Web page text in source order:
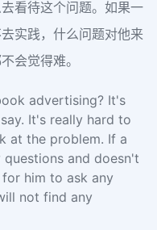
看待这个问题。如果一
实践，什么问题对他来
会觉得难。
advertising? It's
It's really hard to
at the problem. If a
and doesn't
him to ask any
not find any